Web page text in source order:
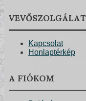
VEVŐSZOLGÁLAT
Kapcsolat
Honlaptérkép
A FIÓKOM